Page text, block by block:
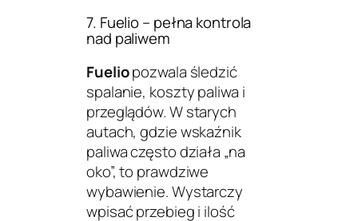
7. Fuelio – pełna kontrola
nad paliwem
Fueliopozwala śledzić
spalanie, koszty paliwa i
przeglądów. W starych
autach, gdzie wskaźnik
paliwa często działa „na
oko”, to prawdziwe
wybawienie. Wystarczy
wpisać przebieg i ilość